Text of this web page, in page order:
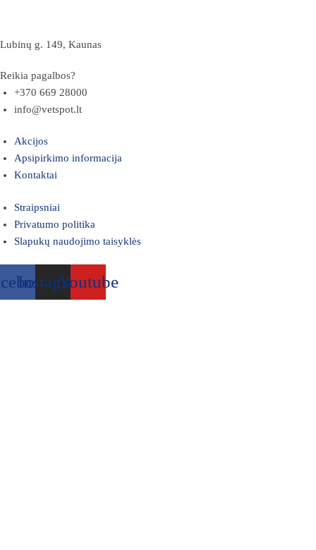
Lubinų g. 149, Kaunas
Reikia pagalbos?
+370 669 28000
info@vetspot.lt
Akcijos
Apsipirkimo informacija
Kontaktai
Straipsniai
Privatumo politika
Slapukų naudojimo taisyklės
InstagramYoutube